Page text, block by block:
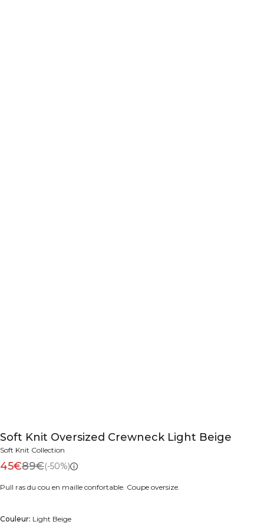
Soft Knit Oversized Crewneck Light Beige
Soft Knit Collection
45€89€(-50%)
Pull ras du cou en maille confortable. Coupe oversize.
Couleur: Light Beige